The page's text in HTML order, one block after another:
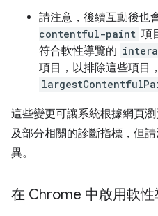
請注意，後續互動後也
contentful-paint 項
符合軟性導覽的
項目，以排除這些項目
這些變更可讓系統根據網頁
及部分相關的診斷指標，但
異。
在 Chrome 中啟用軟性